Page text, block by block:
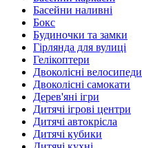
Басейни наливні
Бокс
Будиночки та замки
Гірлянда для вулиці
Гелікоптери
Двоколісні велосипеди
Двоколісні самокати
Дерев'яні ігри
Дитячі ігрові центри
Дитячі автокрісла
Дитячі кубики